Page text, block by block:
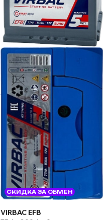
СКИДКА ЗА ОБМЕН
VIRBAC EFB